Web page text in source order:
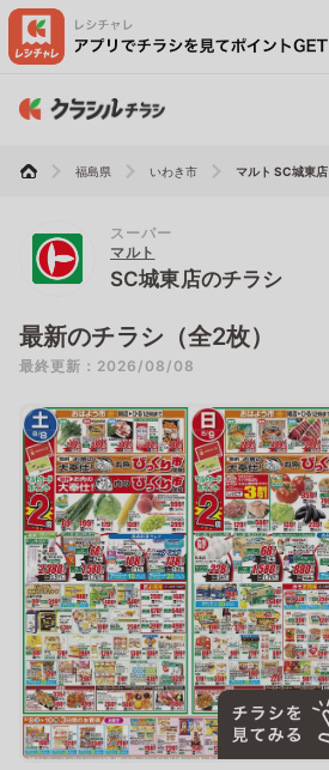
福島県 いわき市 マルト SC城東店
スーパー
マルト
SC城東店のチラシ
最新のチラシ（全2枚）
最終更新：2026/08/08